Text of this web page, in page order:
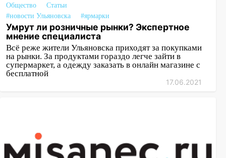
Общество
Статьи
#новости Ульяновска
#ярмарки
Умрут ли розничные рынки? Экспертное
мнение специалиста
Всё реже жители Ульяновска приходят за покупками
на рынки. За продуктами гораздо легче зайти в
супермаркет, а одежду заказать в онлайн магазине с
бесплатной
17.06.2021